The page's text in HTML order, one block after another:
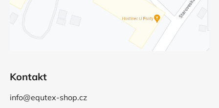
Kontakt
info@equtex-shop.cz